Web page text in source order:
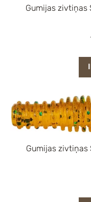
Gumijas zivtiņas
Gumijas zivtiņas